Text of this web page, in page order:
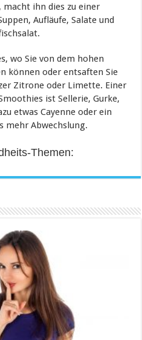
ihn dies zu einer
Aufläufe, Salate und
wo Sie von dem hohen
können oder entsaften Sie
Zitrone oder Limette. Einer
ist Sellerie, Gurke,
etwas Cayenne oder ein
mehr Abwechslung.
Themen: